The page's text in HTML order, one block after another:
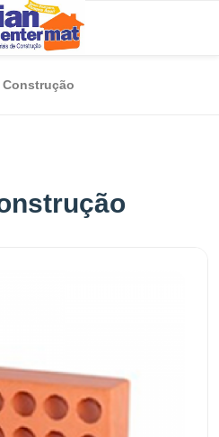
Construção